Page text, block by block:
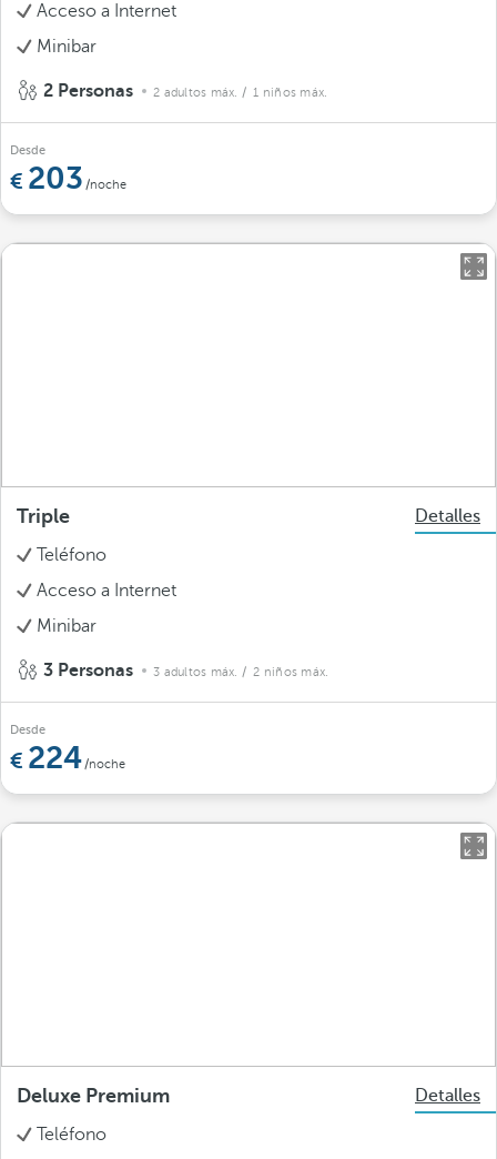
Acceso a Internet
Minibar
2 Personas 2 adultos máx. / 1 niños máx.
Desde
203 /noche
Triple
Detalles
Teléfono
Acceso a Internet
Minibar
3 Personas 3 adultos máx. / 2 niños máx.
Desde
224/noche
Deluxe Premium
Detalles
Teléfono